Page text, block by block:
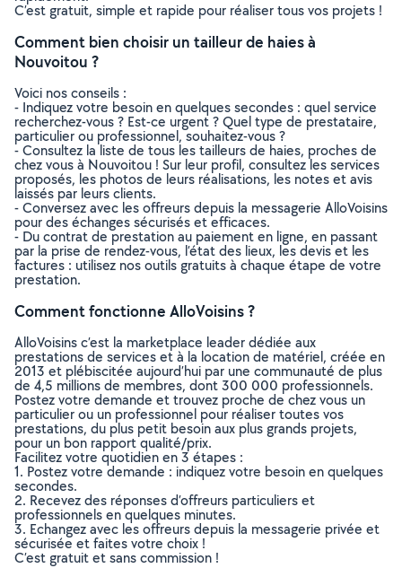
C’est gratuit, simple et rapide pour réaliser tous vos projets !
Comment bien choisir un tailleur de haies à
Nouvoitou ?
Voici nos conseils :
- Indiquez votre besoin en quelques secondes : quel service
recherchez-vous ? Est-ce urgent ? Quel type de prestataire,
particulier ou professionnel, souhaitez-vous ?
- Consultez la liste de tous les tailleurs de haies, proches de
chez vous à Nouvoitou ! Sur leur profil, consultez les services
proposés, les photos de leurs réalisations, les notes et avis
laissés par leurs clients.
- Conversez avec les offreurs depuis la messagerie AlloVoisins
pour des échanges sécurisés et efficaces.
- Du contrat de prestation au paiement en ligne, en passant
par la prise de rendez-vous, l’état des lieux, les devis et les
factures : utilisez nos outils gratuits à chaque étape de votre
prestation.
Comment fonctionne AlloVoisins ?
AlloVoisins c’est la marketplace leader dédiée aux
prestations de services et à la location de matériel, créée en
2013 et plébiscitée aujourd’hui par une communauté de plus
de 4,5 millions de membres, dont 300 000 professionnels.
Postez votre demande et trouvez proche de chez vous un
particulier ou un professionnel pour réaliser toutes vos
prestations, du plus petit besoin aux plus grands projets,
pour un bon rapport qualité/prix.
Facilitez votre quotidien en 3 étapes :
1. Postez votre demande : indiquez votre besoin en quelques
secondes.
2. Recevez des réponses d’offreurs particuliers et
professionnels en quelques minutes.
3. Echangez avec les offreurs depuis la messagerie privée et
sécurisée et faites votre choix !
C’est gratuit et sans commission !